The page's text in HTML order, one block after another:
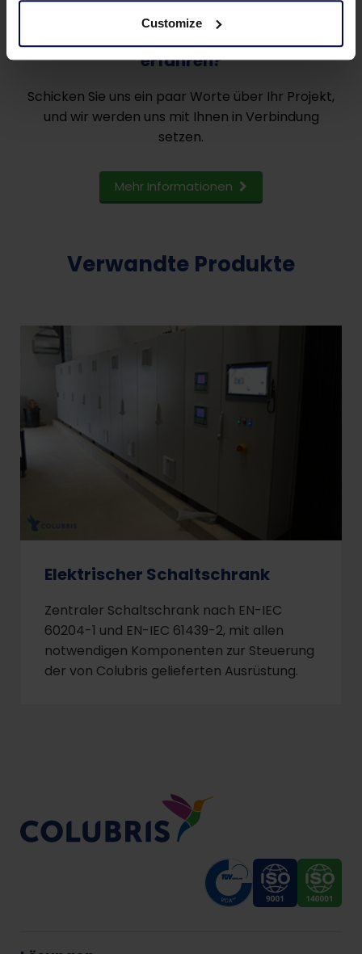
Customize
Möchten Sie mehr über unsere SCADA
erfahren?
Schicken Sie uns ein paar Worte über Ihr Projekt,
und wir werden uns mit Ihnen in Verbindung
setzen.
Mehr Informationen
Verwandte Produkte
Elektrischer Schaltschrank
Zentraler Schaltschrank nach EN-IEC
60204-1 und EN-IEC 61439-2, mit allen
notwendigen Komponenten zur Steuerung
der von Colubris gelieferten Ausrüstung.